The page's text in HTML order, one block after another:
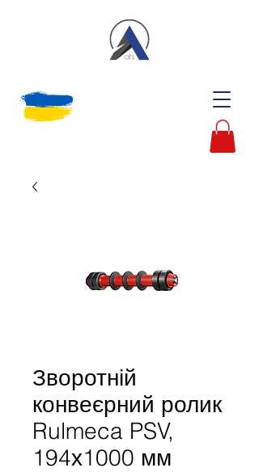
Зворотній
конвеєрний ролик
Rulmeca PSV,
194х1000 мм